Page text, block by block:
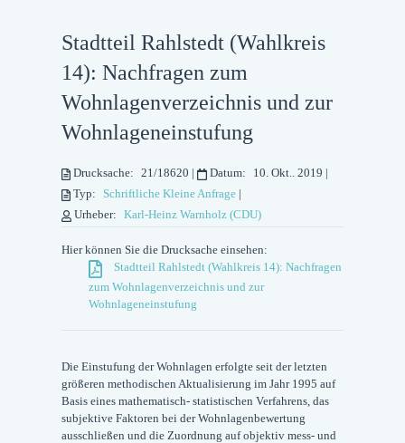
Stadtteil Rahlstedt (Wahlkreis
14): Nachfragen zum
Wohnlagenverzeichnis und zur
Wohnlageneinstufung
Drucksache: 21/18620 | Datum: 10. Okt.. 2019 |
Typ:
Schriftliche Kleine Anfrage |
Urheber:
Karl-Heinz Warnholz (CDU)
Hier können Sie die Drucksache einsehen:
Stadtteil Rahlstedt (Wahlkreis 14): Nachfragen
zum Wohnlagenverzeichnis und zur
Wohnlageneinstufung
Die Einstufung der Wohnlagen erfolgte seit der letzten
größeren methodischen Aktualisierung im Jahr 1995 auf
Basis eines mathematisch- statistischen Verfahrens, das
subjektive Faktoren bei der Wohnlagenbewertung
ausschließen und die Zuordnung auf objektiv mess- und